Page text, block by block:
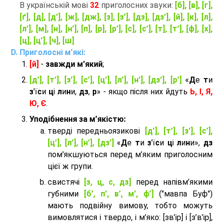
В українській мові 32 приголосних звуки: [б], [в], [г],
[ґ], [д], [д’], [ж], [дж], [з], [з’], [дз], [дз’], [й], [к], [л],
[л’], [м], [н], [н’], [п], [р], [р’], [с], [с’], [т], [т’], [ф], [х],
[ц], [ц’], [ч], [ш]
Приголосні м'які:
[й] - завжди м'який;
[д’], [т’], [з’], [с’], [ц’], [л’], [н’], [дз’], [р’]
«Де ти
з'їси ці лини, дз, р» - якщо після них йдуть Ь, І, Я,
Ю, Є.
Уподібнення за м’якістю:
тверді передньоязикові
[д’], [т’], [з’], [с’],
[ц’], [л’], [н’], [дз’] «Де тиз'їси цілини», дз
пом'якшуються перед м’яким приголосним
цієї ж групи.
cвистячі
[з, ц, с, дз]
перед напівм’якими
губними
[б’, п’, в’, м’, ф’]
("мавпа Буф")
мають подвійну вимову, тобто можуть
вимовлятися і твердо, і м’яко: [зв’ір] і [з’в’ір],